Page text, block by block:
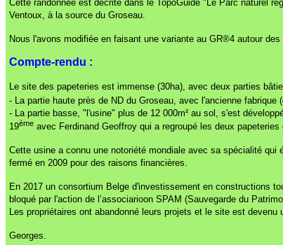
Cette randonnée est décrite dans le TopoGuide "Le Parc naturel
Ventoux, à la source du Groseau.
Nous l'avons modifiée en faisant une variante au GR®4 autour
Compte-rendu :
Le site des papeteries est immense (30ha), avec deux parties
- La partie haute près de ND du Groseau, avec l'ancienne fabrique
- La partie basse, "l'usine" plus de 12 000m² au sol, s'est
19ème avec Ferdinand Geoffroy qui a regroupé les deux papeteries
Cette usine a connu une notoriété mondiale avec sa spécialité
fermé en 2009 pour des raisons financières.
En 2017 un consortium Belge d'investissement en constructions
bloqué par l'action de l’associarioon SPAM (Sauvegarde du
Les propriétaires ont abandonné leurs projets et le site est devenu
Georges.